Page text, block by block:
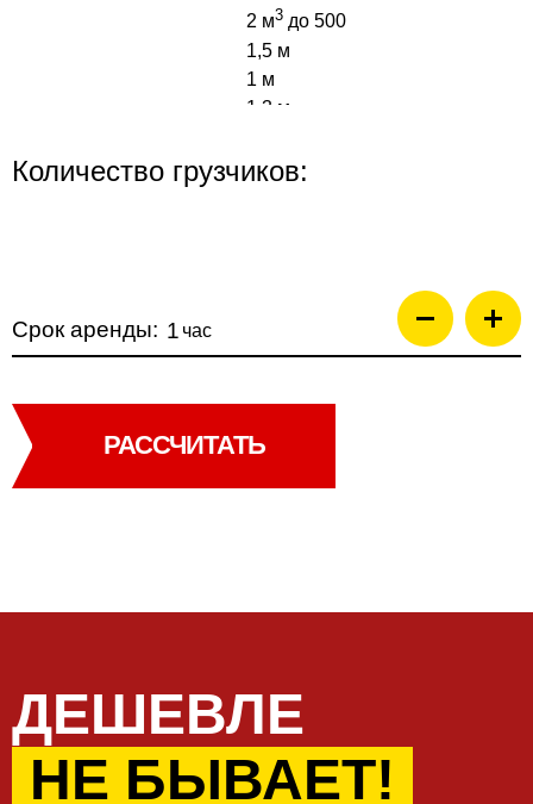
2 м3до 500
1,5 м
1 м
1,3 м
Количество грузчиков:
Срок аренды: час
РАССЧИТАТЬ
ДЕШЕВЛЕ
НЕ БЫВАЕТ!